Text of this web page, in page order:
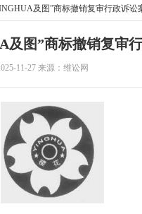
及图”商标撤销复审行政诉讼
及图”商标撤销复审
11-27来源：维讼网